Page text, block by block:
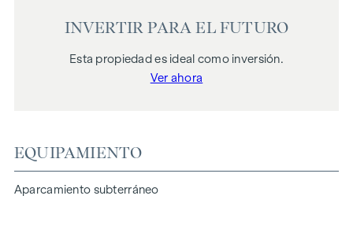
INVERTIR PARA EL FUTURO
Esta propiedad es ideal como inversión.
Ver ahora
EQUIPAMIENTO
Aparcamiento subterráneo